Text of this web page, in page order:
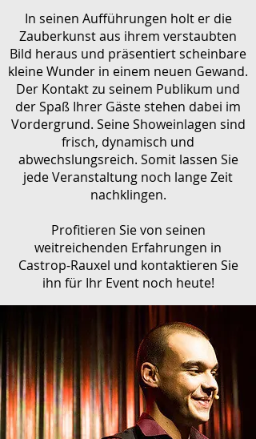
In seinen Aufführungen holt er die
Zauberkunst aus ihrem verstaubten
Bild heraus und präsentiert scheinbare
kleine Wunder in einem neuen Gewand.
Der Kontakt zu seinem Publikum und
der Spaß Ihrer Gäste stehen dabei im
Vordergrund. Seine Showeinlagen sind
frisch, dynamisch und
abwechslungsreich. Somit lassen Sie
jede Veranstaltung noch lange Zeit
nachklingen.
Profitieren Sie von seinen
weitreichenden Erfahrungen in
Castrop-Rauxel und kontaktieren Sie
ihn für Ihr Event noch heute!